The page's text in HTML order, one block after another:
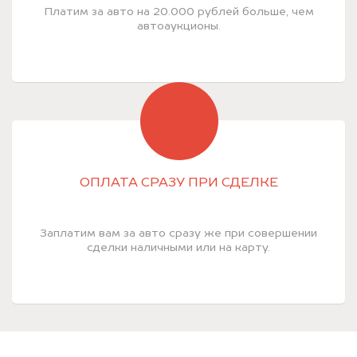
Платим за авто на 20.000 рублей больше, чем
автоаукционы.
ОПЛАТА СРАЗУ ПРИ СДЕЛКЕ
Заплатим вам за авто сразу же при совершении
сделки наличными или на карту.